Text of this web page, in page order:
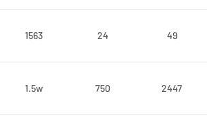
1563 24 49
1.5w 750 2447